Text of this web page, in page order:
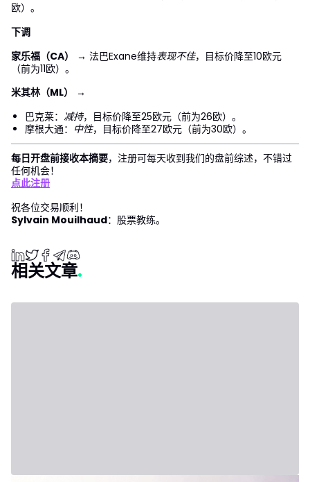
欧）。
下调
家乐福（CA）
→ 法巴Exane维持表现不佳，目标价降至10欧元
（前为11欧）。
米其林（ML）
→
巴克莱： 减持，目标价降至25欧元（前为26欧）。
摩根大通： 中性，目标价降至27欧元（前为30欧）。
每日开盘前接收本摘要，注册可每天收到我们的盘前综述，不错过
任何机会！
点此注册
祝各位交易顺利！
Sylvain Mouilhaud：股票教练。
相关文章